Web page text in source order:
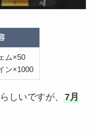
ム×50
ン×1000
しいですが、 7月